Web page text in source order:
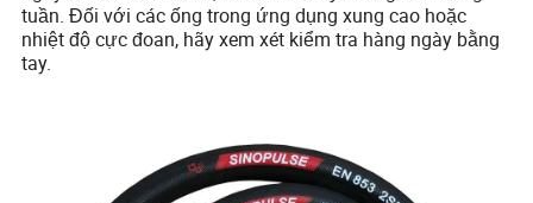
tuần. Đối với các ống trong ứng dụng xung cao hoặc
nhiệt độ cực đoan, hãy xem xét kiểm tra hàng ngày bằng
tay.